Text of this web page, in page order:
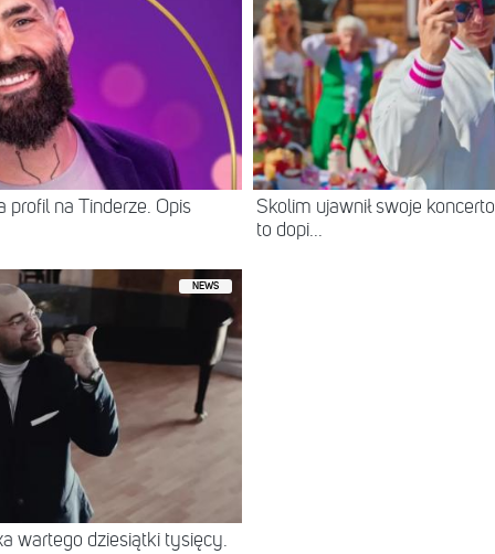
profil na Tinderze. Opis
Skolim ujawnił swoje
to dopi...
NEWS
wartego dziesiątki tysięcy.